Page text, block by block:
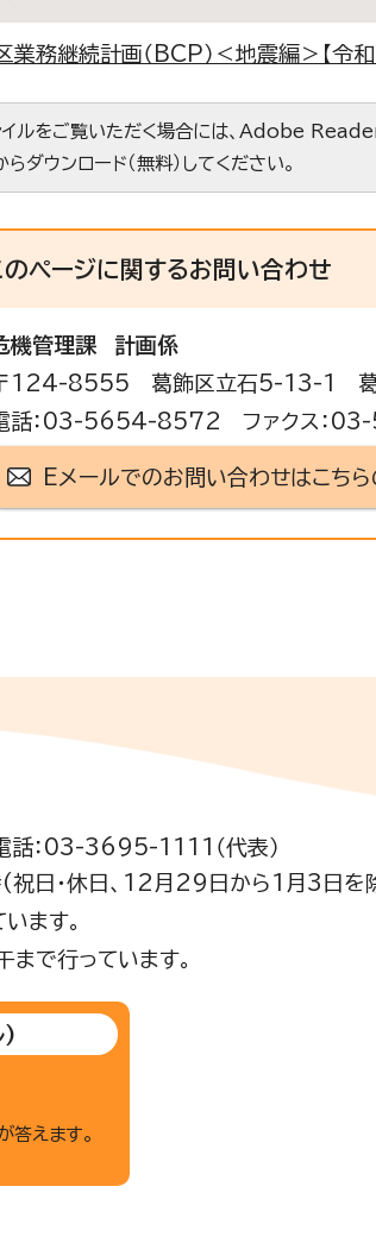
業務継続計画（BCP）＜地震編＞【令
ルをご覧いただく場合には、Adobe Reader
らダウンロード（無料）してください。
のページに関するお問い合わせ
機管理課
計画係
124-8555 葛飾区立石5-13-1 葛
話：03-5654-8572 ファクス：
Eメールでのお問い合わせはこちら
話：03-3695-1111（代表）
日・休日、12月29日から1月3日を
ます。
で行っています。
)
答えます。